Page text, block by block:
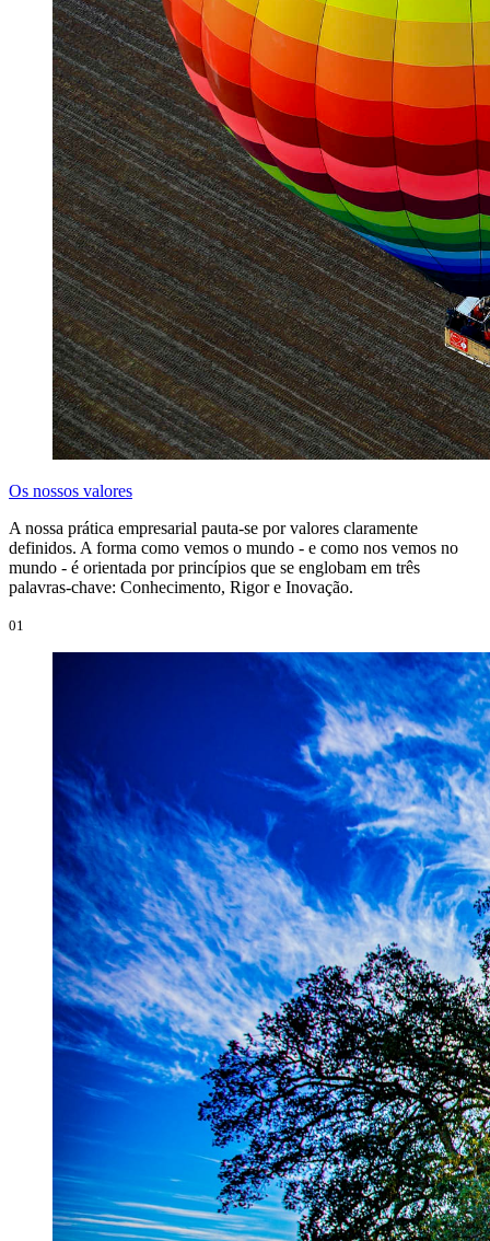
Os nossos valores
A nossa prática empresarial pauta-se por valores claramente
definidos. A forma como vemos o mundo - e como nos vemos no
mundo - é orientada por princípios que se englobam em três
palavras-chave: Conhecimento, Rigor e Inovação.
01